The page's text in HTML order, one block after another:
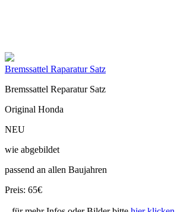
Bremssattel Raparatur Satz
Bremssattel Reparatur Satz
Original Honda
NEU
wie abgebildet
passend an allen Baujahren
Preis: 65€